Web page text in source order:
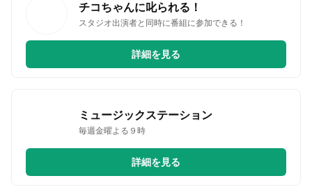
チコちゃんに叱られる！
スタジオ出演者と同時に番組に参加できる！
詳細を見る
ミュージックステーション
毎週金曜よる９時
詳細を見る